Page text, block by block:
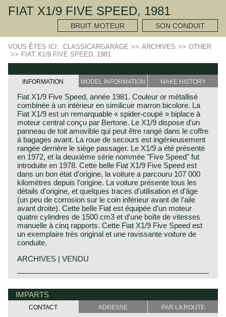
FIAT X1/9 FIVE SPEED, 1981
BRUIT MOTEUR SON CONDUIT
VOUS ÊTES ICI: CLASSICARGARAGE >> ARCHIVES >> OTHER
>> FIAT X1/9 FIVE SPEED, 1981
INFORMATION MODEL INFORMATION MAKE HISTORY
Fiat X1/9 Five Speed, année 1981. Couleur or métallisé
combinée à un intérieur en similicuir marron bicolore. La
Fiat X1/9 est un remarquable « spider-coupé » biplace à
moteur central conçu par Bertone. Le X1/9 dispose d'un
panneau de toit amovible qui peut être rangé dans le coffre
à bagages avant. La roue de secours est ingénieusement
rangée derrière le siège passager. Le X1/9 a été présenté
en 1972, et la deuxième série nommée "Five Speed" fut
introduite en 1978. Cette belle Fiat X1/9 Five Speed est
dans un bon état d'origine, la voiture a parcouru 107 000
kilomètres depuis l'origine. La voiture présente tous les
détails d'origine, et quelques traces d'utilisation et d'âge
(un peu de corrosion sur le coin inférieur avant de l'aile
avant droite). Cette belle Fiat est équipée d'un moteur
quatre cylindres de 1500 cm3 et d'une boîte de vitesses
manuelle à cinq rapports. Cette Fiat X1/9 Five Speed est
un exemplaire très original et une ravissante voiture de
conduite.
ARCHIVES | VENDU
The Fiat X1/9 is a fantastic 1970s mid-engine sports car
X1/9 Spider Coupé was presented to the public in
November 1972. The bodywork was produced by
Bertone. The Fiat X1/9 Spider Coupé features a
IMPARTS
CONTACT ADRESSE PAR LA ROUTE